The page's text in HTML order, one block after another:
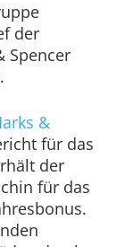
der
Spencer
&
für das
der
für das